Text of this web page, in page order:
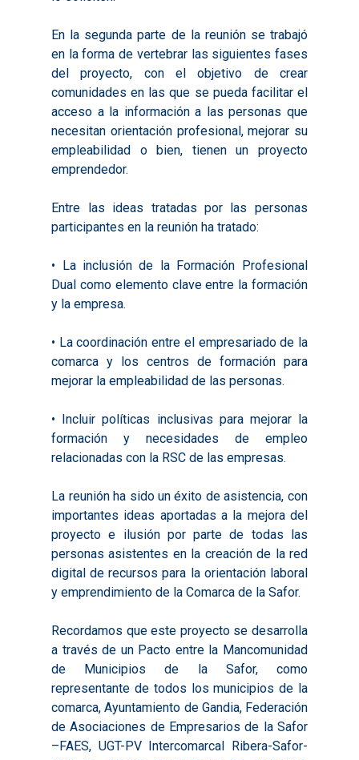
En la segunda parte de la reunión se trabajó
en la forma de vertebrar las siguientes fases
del proyecto, con el objetivo de crear
comunidades en las que se pueda facilitar el
acceso a la información a las personas que
necesitan orientación profesional, mejorar su
empleabilidad o bien, tienen un proyecto
emprendedor.
Entre las ideas tratadas por las personas
participantes en la reunión ha tratado:
• La inclusión de la Formación Profesional
Dual como elemento clave entre la formación
y la empresa.
• La coordinación entre el empresariado de la
comarca y los centros de formación para
mejorar la empleabilidad de las personas.
• Incluir políticas inclusivas para mejorar la
formación y necesidades de empleo
relacionadas con la RSC de las empresas.
La reunión ha sido un éxito de asistencia, con
importantes ideas aportadas a la mejora del
proyecto e ilusión por parte de todas las
personas asistentes en la creación de la red
digital de recursos para la orientación laboral
y emprendimiento de la Comarca de la Safor.
Recordamos que este proyecto se desarrolla
a través de un Pacto entre la Mancomunidad
de Municipios de la Safor, como
representante de todos los municipios de la
comarca, Ayuntamiento de Gandia, Federación
de Asociaciones de Empresarios de la Safor
–FAES, UGT-PV Intercomarcal Ribera-Safor-
Diagnósticos
Objetivos
Valoración de
Experimentales
Procesos de
Territorial
Formación Pactos
2017
2020
Publicaciones
2016
2017
2018
2019
2021
2023
Infografías
Infografías 2021
Infografías 2022
Infografías 2023
Pactos por el
LABORA
Información
Noticias
Actualidad
Contacto